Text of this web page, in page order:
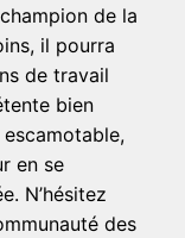
de la
il pourra
de travail
bien
en se
N’hésitez
des